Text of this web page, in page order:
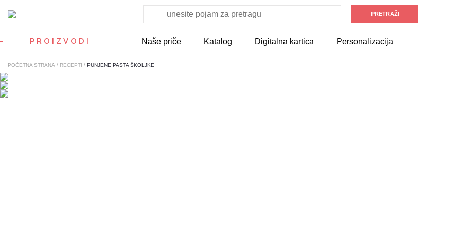
PROIZVODI Naše priče Katalog Digitalna kartica Personalizacija
POČETNA STRANA / RECEPTI / PUNJENE PASTA ŠKOLJKE